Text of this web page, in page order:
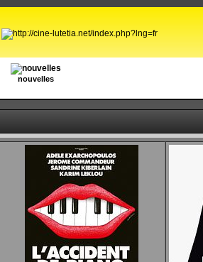
nouvelles